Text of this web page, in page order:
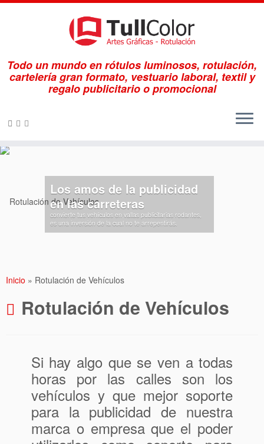
Saltar
Todo un mundo en rótulos luminosos, rotulación,
cartelería gran formato, vestuario laboral, textil y
regalo publicitario o promocional
Los amos de la publicidad
en las carreteras
convierte tus vehículos en vallas publicitarias rodantes,
es una inversión de la cual no te arrepentirás.
Inicio » Rotulación de Vehículos
Rotulación de Vehículos
Si hay algo que se ven a todas
horas por las calles son los
vehículos y que mejor soporte
para la publicidad de nuestra
marca o empresa que el poder